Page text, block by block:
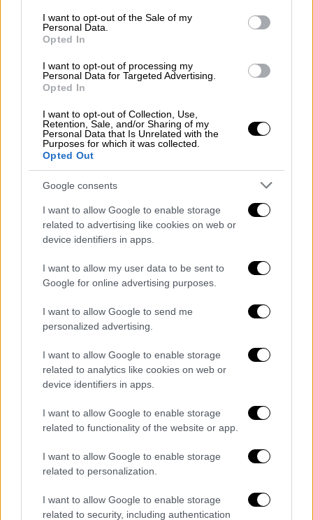
consent section.
I want to opt-out of the Sale of my
Personal Data.
Opted In
I want to opt-out of processing my
Personal Data for Targeted Advertising.
Opted In
I want to opt-out of Collection, Use,
Retention, Sale, and/or Sharing of my
Personal Data that Is Unrelated with the
Purposes for which it was collected.
Opted Out
Google consents
I want to allow Google to enable storage
related to advertising like cookies on web or
device identifiers in apps.
I want to allow my user data to be sent to
Google for online advertising purposes.
I want to allow Google to send me
personalized advertising.
I want to allow Google to enable storage
related to analytics like cookies on web or
device identifiers in apps.
I want to allow Google to enable storage
related to functionality of the website or app.
I want to allow Google to enable storage
related to personalization.
I want to allow Google to enable storage
related to security, including authentication
προσφέρουμε καινοτομία που ωθεί τα όρια
της τεχνολογίας
και οι νέες συσκευές μας,
όχι μόνο παρέχουν περισσότερες επιλογές
στους χρήστες, αλλά προσφέρουν μια
πραγματικά συνδεδεμένη εμπειρία, χάρη
συσκευών και συνεργατών Samsung Galaxy.
Ανυπομονούμε να δώσουμε στους χρήστες
την ευκαιρία να διευκολύνουν τη ζωή τους
και να συνδεθούν με άλλους, ακόμη πιο
απρόσκοπτα».
Τα Samsung Galaxy S22 και S22+ σπάνε τους
κανόνες, ενσωματώνοντας προηγμένες
λειτουργίες AI και Nightography, για τις
καλύτερες φωτογραφίες και βίντεο σε
Galaxy S22 Ultra σηματοδοτεί, επίσης,ένα
νέο κεφάλαιο για τα smartphones,
συνδυάζοντας τη δημιουργική δύναμη της
σειράς S με την εμπειρία παραγωγικότητας
χάρη στη γραφίδα S Pen, που προηγουμένως
ήταν διαθέσιμη στη σειρά Galaxy Note.
σειρά Samsung Galaxy Tab S8 είναι
διαθέσιμη σε τρία μοντέλα: το Tab S8, το
Tab S8+ και για πρώτη φορά, το Tab S8 Ultra.
Η νέα σειρά tablet της Samsung, αποτελεί
την πιο τολμηρή ναυαρχίδα που έχει